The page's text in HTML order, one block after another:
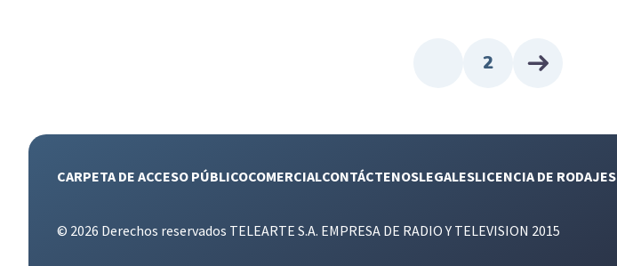
2
CARPETA DE ACCESO PÚBLICOCOMERCIALCONTÁCTENOSLEGALESLICENCIA DE RODAJES
© 2026 Derechos reservados TELEARTE S.A. EMPRESA DE RADIO Y TELEVISION 2015